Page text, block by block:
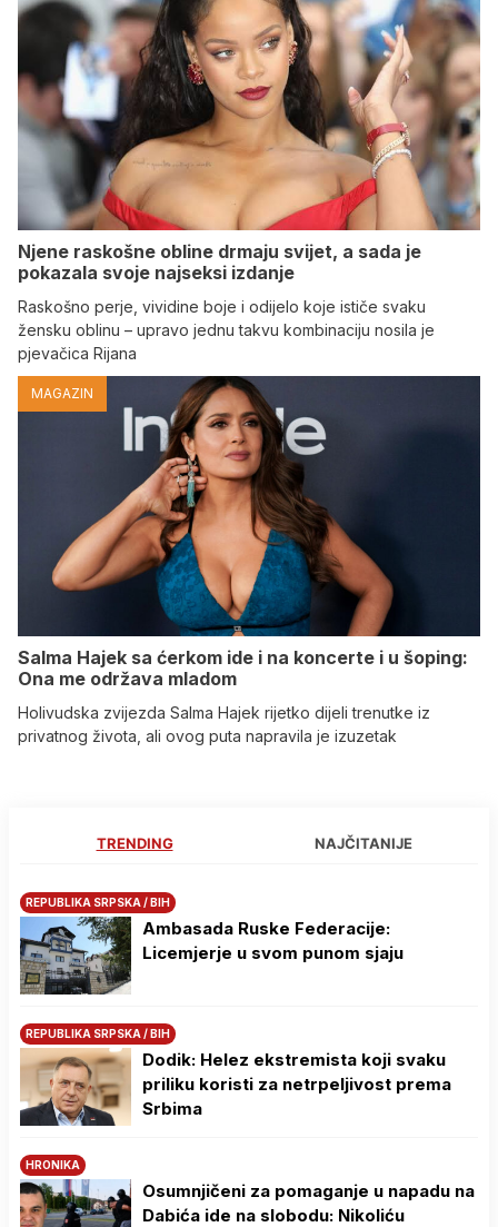
Njene raskošne obline drmaju svijet, a sada je
pokazala svoje najseksi izdanje
Raskošno perje, vividine boje i odijelo koje ističe svaku
žensku oblinu – upravo jednu takvu kombinaciju nosila je
pjevačica Rijana
MAGAZIN
Salma Hajek sa ćerkom ide i na koncerte i u šoping:
Ona me održava mladom
Holivudska zvijezda Salma Hajek rijetko dijeli trenutke iz
privatnog života, ali ovog puta napravila je izuzetak
TRENDING NAJČITANIJE
REPUBLIKA SRPSKA / BIH
Ambasada Ruske Federacije:
Licemjerje u svom punom sjaju
REPUBLIKA SRPSKA / BIH
Dodik: Helez ekstremista koji svaku
priliku koristi za netrpeljivost prema
Srbima
HRONIKA
Osumnjičeni za pomaganje u napadu na
Dabića ide na slobodu: Nikoliću